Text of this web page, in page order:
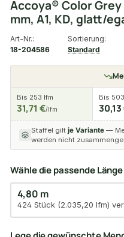
Accoya® Color
mm, A1, KD, glatt/
Art-Nr.:
18-204586
Sortierung:
Standard
Bis 253 lfm
31,71 €/lfm
Bis
Staffel gilt je Variante —
werden nicht
Wähle die passende
4,80 m
424 Stück (2.035,20 lfm)